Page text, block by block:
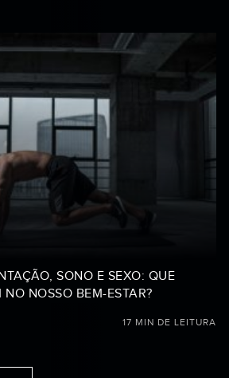
SONO E SEXO: QUE
NOSSO BEM-ESTAR?
17 MIN DE LEITURA